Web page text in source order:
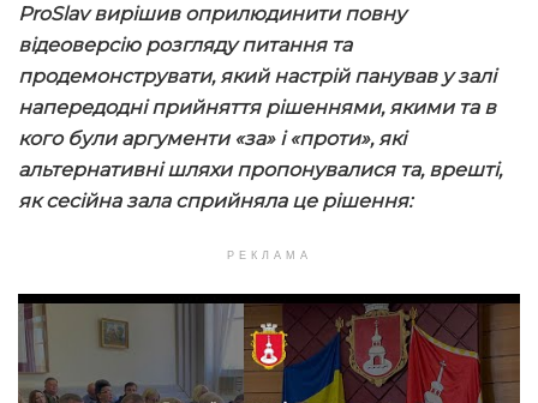
ProSlav вирішив оприлюдинити повну
відеоверсію розгляду питання та
продемонструвати, який настрій панував у залі
напередодні прийняття рішеннями, якими та в
кого були аргументи «за» і «проти», які
альтернативні шляхи пропонувалися та, врешті,
як сесійна зала сприйняла це рішення:
РЕКЛАМА